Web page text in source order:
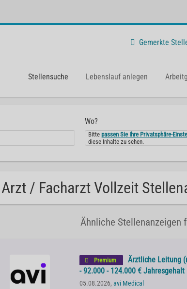
Gemerkte
Stellensuche Lebenslauf anlegen
Wo?
Bittepassen Sie Ihre Privatsphäre-
diese Inhalte zu sehen.
Arzt / Facharzt Vollzeit
Ähnliche Stellenanzeigen
Premium
Ärztliche Leitung
- 92.000 - 124.000 € Jahresgehalt
05.08.2026, avi Medical